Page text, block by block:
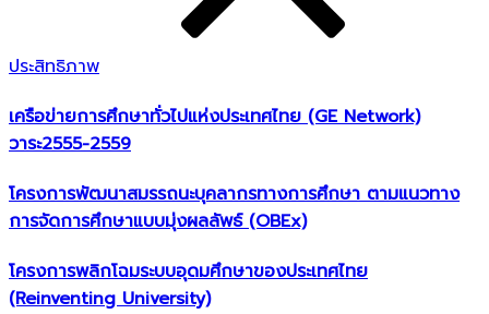
ประสิทธิภาพ
เครือข่ายการศึกษาทั่วไปแห่งประเทศไทย (GE Network)​
วาระ2555-2559
โครงการพัฒนาสมรรถนะบุคลากรทางการศึกษา ตามแนวทาง
การจัดการศึกษาแบบมุ่งผลลัพธ์ (OBEx)
โครงการพลิกโฉมระบบอุดมศึกษาของประเทศไทย
(Reinventing University)